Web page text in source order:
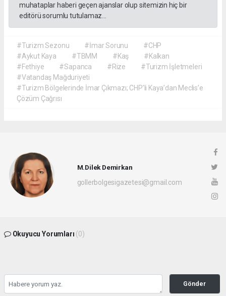
muhataplar haberi geçen ajanslar olup sitemizin hiç bir
editörü sorumlu tutulamaz...
#Turizm Sezonu #İmar Sorunu
#CHP
#Aykut Kaya
#TBMM #Kaş
#Kalkan
#Fethiye
#Sapanca #Rize
#Turizm İşletmeleri
#Vatandaş Mağduriyeti
#Turizm Bölgelerinde İmar Çıkmazı; CHP’li Kaya’dan Meclis’e
Çözüm Çağrısı
M.Dilek Demirkan
gollerbolgesigazetesi@gmail.com
Okuyucu Yorumları (0)
Gönder